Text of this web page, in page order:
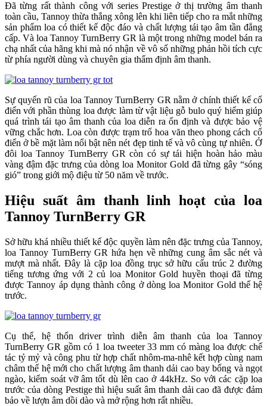
Đã từng rất thành công với series Prestige ở thị trường âm thanh
toàn cầu, Tannoy thừa thắng xông lên khi liên tiếp cho ra mắt những
sản phẩm loa có thiết kế độc đáo và chất lượng tái tạo âm tần đẳng
cấp. Và loa Tannoy TurnBerry GR là một trong những model bán ra
chạ nhất của hãng khi mà nó nhận về vô số những phản hồi tích cực
từ phía người dùng và chuyên gia thẩm định âm thanh.
Sự quyến rũ của loa Tannoy TurnBerry GR nằm ở chính thiết kế cổ
điển với phần thùng loa được làm từ vật liệu gỗ bulo quý hiếm giúp
quá trình tái tạo âm thanh của loa diễn ra ổn định và được bảo vệ
vững chắc hơn. Loa còn được trạm trổ hoa văn theo phong cách cổ
điển ở bề mặt làm nổi bật nên nét đẹp tinh tế và vô cùng tự nhiên. Ở
đôi loa Tannoy TurnBerry GR còn có sự tái hiện hoàn hảo màu
vàng đậm đặc trưng của dòng loa Monitor Gold đã từng gây “sóng
gió” trong giới mộ điệu từ 50 năm về trước.
Hiệu suất âm thanh linh hoạt của loa
Tannoy TurnBerry GR
Sở hữu khá nhiều thiết kế độc quyền làm nên đặc trưng của Tannoy,
loa Tannoy TurnBerry GR hứa hẹn về những cung âm sắc nét và
mượt mà nhất. Đây là cặp loa đồng trục sở hữu cấu trúc 2 đường
tiếng tương ứng với 2 củ loa Monitor Gold huyền thoại đã từng
được Tannoy áp dụng thành công ở dòng loa Monitor Gold thế hệ
trước.
Cụ thể, hệ thốn driver trình diễn âm thanh của loa Tannoy
TurnBerry GR gồm có 1 loa tweeter 33 mm có màng loa được chế
tác tỷ mỷ và công phu từ hợp chất nhôm-ma-nhê kết hợp cùng nam
châm thế hệ mới cho chất lượng âm thanh dải cao bay bổng và ngọt
ngào, kiểm soát vỡ âm tốt dù lên cao ở 44kHz. So với các cặp loa
trước của dòng Pestige thì hiệu suất âm thanh dải cao đã được đảm
bảo về lượn âm dồi dào và mở rộng hơn rất nhiều.